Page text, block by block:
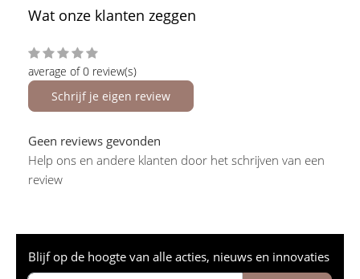
Wat onze klanten zeggen
average of 0 review(s)
Schrijf je eigen review
Geen reviews gevonden
Help ons en andere klanten door het schrijven van een
review
Blijf op de hoogte van alle acties, nieuws en innovaties